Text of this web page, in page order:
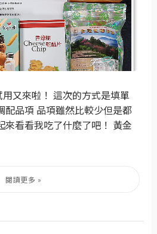
又來啦！ 這次的方式是填單
配品項 品項雖然比較少但是都
來看看我吃了什麼了吧！ 黃金